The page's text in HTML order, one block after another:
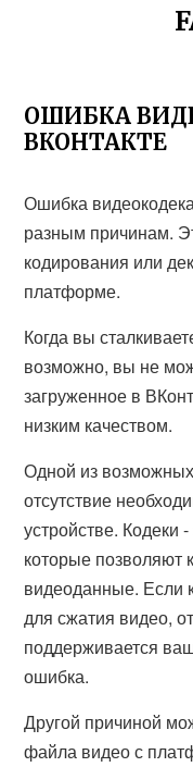
ОШИБКА
ВКОНТАКТЕ
Ошибка
разным причинам.
кодирования или
платформе.
Когда вы
возможно, вы не
загруженное в
низким качеством.
Одной из
отсутствие
устройстве. Кодеки
которые позволяют
видеоданные. Если
для сжатия видео,
поддерживается
ошибка.
Другой причиной
файла видео с